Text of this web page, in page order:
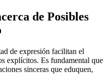
de Posibles
de expresión facilitan el
explícitos. Es fundamental que
sinceras que eduquen,